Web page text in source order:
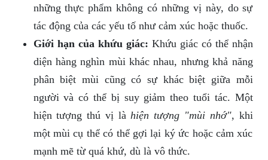
những thực phẩm không có những vị này, do sự
tác động của các yếu tố như cảm xúc hoặc thuốc.
Giới hạn của khứu giác: Khứu giác có thể nhận
diện hàng nghìn mùi khác nhau, nhưng khả năng
phân biệt mùi cũng có sự khác biệt giữa mỗi
người và có thể bị suy giảm theo tuổi tác. Một
hiện tượng thú vị làhiện tượng "mùi nhớ", khi
một mùi cụ thể có thể gợi lại ký ức hoặc cảm xúc
mạnh mẽ từ quá khứ, dù là vô thức.